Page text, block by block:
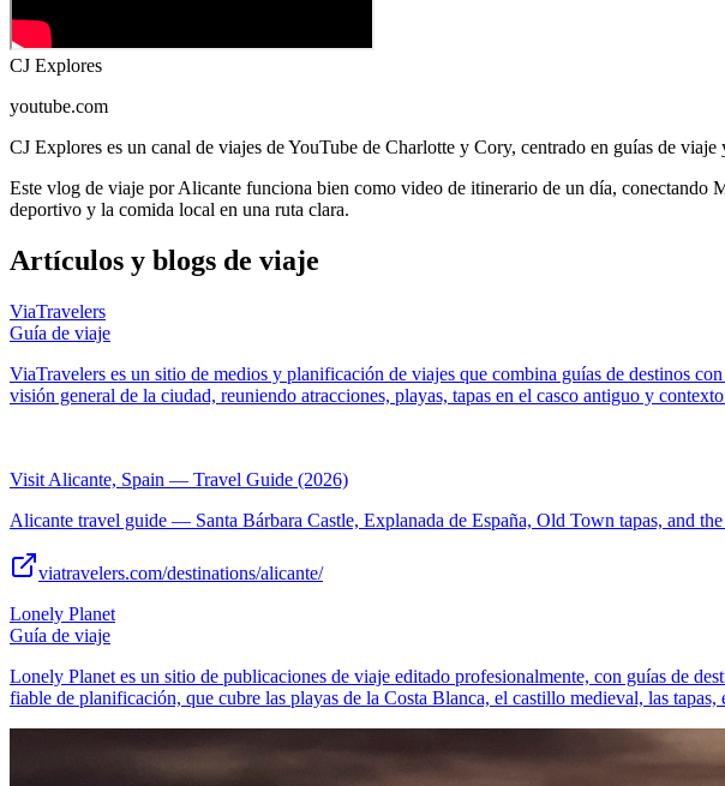
CJ Explores
youtube.com
CJ Explores es un canal de viajes de YouTube de Charlotte y Cory, centrado en guías de viaje
Este vlog de viaje por Alicante funciona bien como video de itinerario de un día, conectando
deportivo y la comida local en una ruta clara.
Artículos y blogs de viaje
ViaTravelers
Guía de viaje
ViaTravelers es un sitio de medios y planificación de viajes que combina guías de destinos
visión general de la ciudad, reuniendo atracciones, playas, tapas en el casco antiguo y
Visit Alicante, Spain — Travel Guide (2026)
Alicante travel guide — Santa Bárbara Castle, Explanada de España, Old Town tapas, and
viatravelers.com/destinations/alicante/
Lonely Planet
Guía de viaje
Lonely Planet es un sitio de publicaciones de viaje editado profesionalmente, con guías de
fiable de planificación, que cubre las playas de la Costa Blanca, el castillo medieval, las